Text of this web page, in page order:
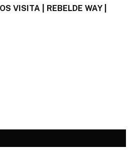
VISITA | REBELDE WAY |